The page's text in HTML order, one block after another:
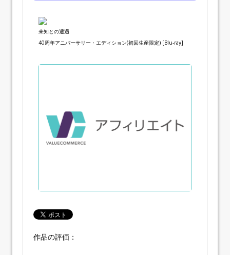
未知との遭遇
40周年アニバーサリー・エディション(初回生産限定) [Blu-ray]
作品の評価：